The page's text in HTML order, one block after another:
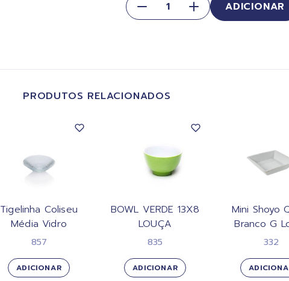
ADICIONAR
PRODUTOS RELACIONADOS
Tigelinha Coliseu
Média Vidro
857
ADICIONAR
BOWL VERDE 13X8
LOUÇA
835
ADICIONAR
Mini Shoyo
Branco G
332